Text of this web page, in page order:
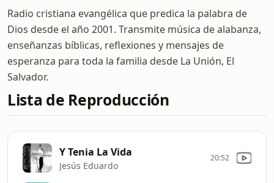
Radio cristiana evangélica que predica la palabra de
Dios desde el año 2001. Transmite música de alabanza,
enseñanzas bíblicas, reflexiones y mensajes de
esperanza para toda la familia desde La Unión, El
Salvador.
Lista de Reproducción
Y Tenia La Vida
Jesús Eduardo
20:52